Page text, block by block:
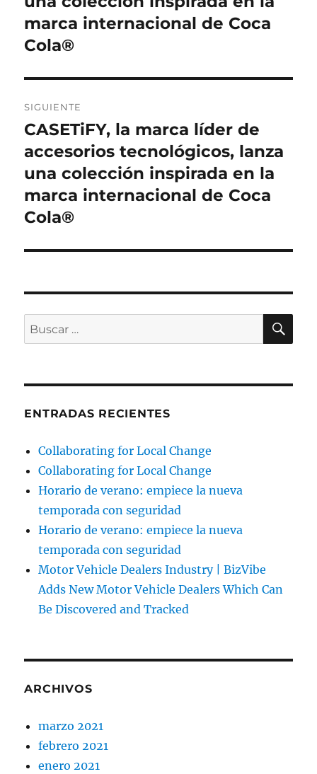
marca internacional de Coca
Cola®
SIGUIENTE
Entrada
siguiente:
CASETiFY, la marca líder de
accesorios tecnológicos, lanza
una colección inspirada en la
marca internacional de Coca
Cola®
Buscar
por:
ENTRADAS RECIENTES
Collaborating for Local Change
Collaborating for Local Change
Horario de verano: empiece la nueva
temporada con seguridad
Horario de verano: empiece la nueva
temporada con seguridad
Motor Vehicle Dealers Industry | BizVibe
Adds New Motor Vehicle Dealers Which Can
Be Discovered and Tracked
ARCHIVOS
marzo 2021
febrero 2021
enero 2021